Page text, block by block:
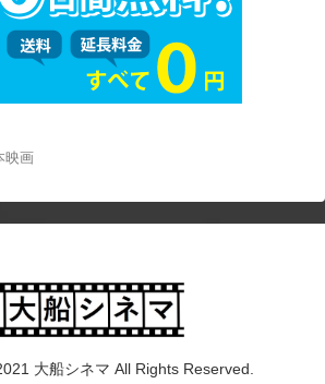
映画
大船シネマ All Rights Reserved.